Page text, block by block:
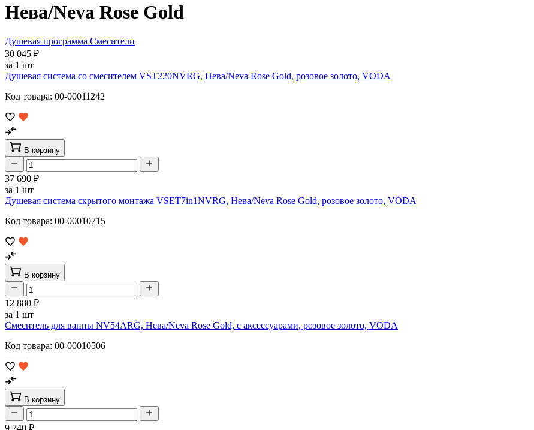
Нева/Neva Rose Gold
Душевая программа Смесители
30 045 ₽
за 1 шт
Душевая система со смесителем VST220NVRG, Нева/Neva Rose Gold, розовое золото, VODA
Код товара: 00-00011242
В корзину
37 690 ₽
за 1 шт
Душевая система скрытого монтажа VSET7in1NVRG, Нева/Neva Rose Gold, розовое золото, VODA
Код товара: 00-00010715
В корзину
12 880 ₽
за 1 шт
Смеситель для ванны NV54ARG, Нева/Neva Rose Gold, с аксессуарами, розовое золото, VODA
Код товара: 00-00010506
В корзину